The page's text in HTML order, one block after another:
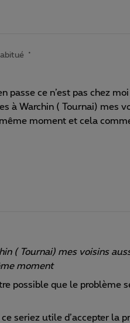
passe ce n’est pas chez
à Warchin ( Tournai) mes
moment et cela
( Tournai) mes voisins
moment
possible que le problème
seriez utile d’accepter la